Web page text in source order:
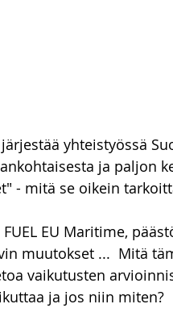
yhteistyössä
ja paljon
- mitä se oikein
FUEL EU Maritime,
muutokset ...  Mitä
vaikutusten
ja jos niin miten?